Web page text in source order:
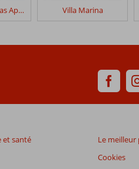
Sophies & Kostas Appartements Villa Marina
et santé
Le meilleur
Cookies